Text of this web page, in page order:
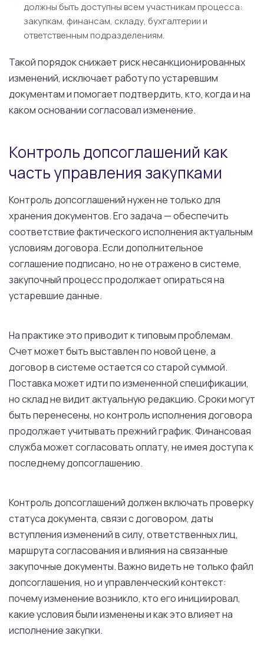
должны быть доступны всем участникам процесса:
закупкам, финансам, складу, бухгалтерии и
ответственным подразделениям.
Такой порядок снижает риск несанкционированных
изменений, исключает работу по устаревшим
документам и помогает подтвердить, кто, когда и на
каком основании согласовал изменение.
Контроль допсоглашений как
часть управления закупками
Контроль допсоглашений нужен не только для
хранения документов. Его задача — обеспечить
соответствие фактического исполнения актуальным
условиям договора. Если дополнительное
соглашение подписано, но не отражено в системе,
закупочный процесс продолжает опираться на
устаревшие данные.
На практике это приводит к типовым проблемам.
Счет может быть выставлен по новой цене, а
договор в системе остается со старой суммой.
Поставка может идти по измененной спецификации,
но склад не видит актуальную редакцию. Сроки могут
быть перенесены, но контроль исполнения договора
продолжает учитывать прежний график. Финансовая
служба может согласовать оплату, не имея доступа к
последнему допсоглашению.
Контроль допсоглашений должен включать проверку
статуса документа, связи с договором, даты
вступления изменений в силу, ответственных лиц,
маршрута согласования и влияния на связанные
закупочные документы. Важно видеть не только файл
допсоглашения, но и управленческий контекст:
почему изменение возникло, кто его инициировал,
какие условия были изменены и как это влияет на
исполнение закупки.